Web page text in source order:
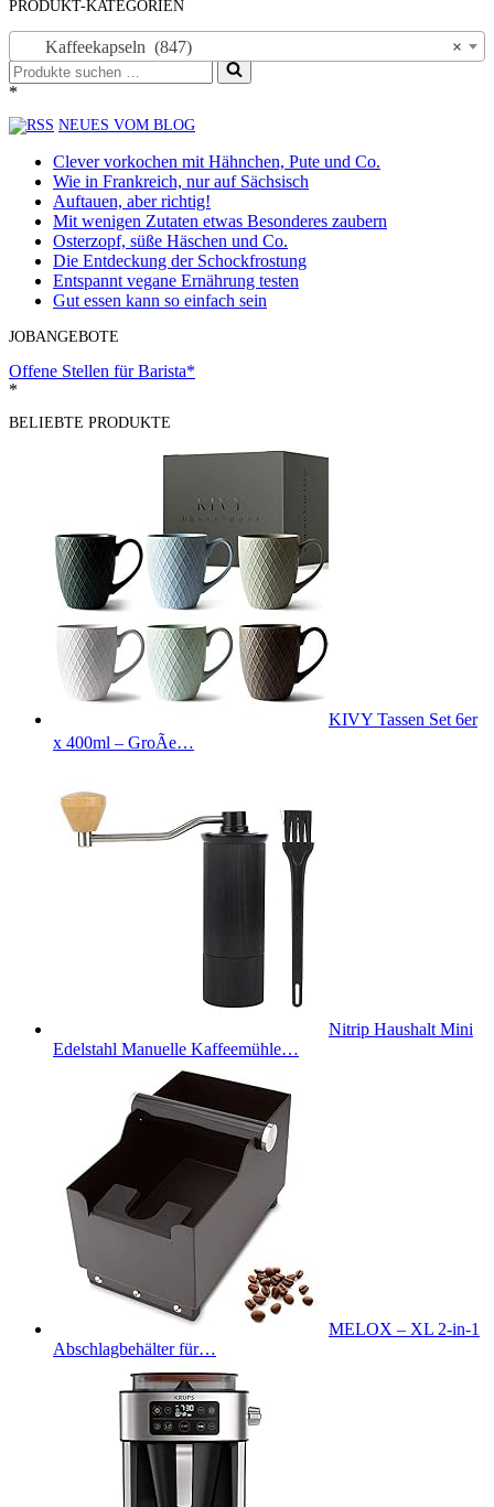
PRODUKT-KATEGORIEN
×
Kaffeekapseln (847)
Suchen
nach …
*
NEUES VOM BLOG
Clever vorkochen mit Hähnchen, Pute und Co.
Wie in Frankreich, nur auf Sächsisch
Auftauen, aber richtig!
Mit wenigen Zutaten etwas Besonderes zaubern
Osterzopf, süße Häschen und Co.
Die Entdeckung der Schockfrostung
Entspannt vegane Ernährung testen
Gut essen kann so einfach sein
JOBANGEBOTE
Offene Stellen für Barista*
*
BELIEBTE PRODUKTE
KIVY Tassen Set 6er
x 400ml – GroÃe…
Nitrip Haushalt Mini
Edelstahl Manuelle Kaffeemühle…
MELOX – XL 2-in-1
Abschlagbehälter für…